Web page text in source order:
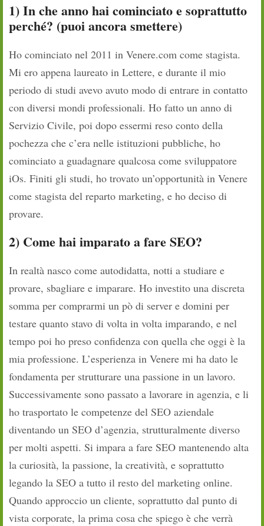
1) In che anno hai cominciato e soprattutto
perché? (puoi ancora smettere)
Ho cominciato nel 2011 in Venere.com come stagista.
Mi ero appena laureato in Lettere, e durante il mio
periodo di studi avevo avuto modo di entrare in contatto
con diversi mondi professionali. Ho fatto un anno di
Servizio Civile, poi dopo essermi reso conto della
pochezza che c’era nelle istituzioni pubbliche, ho
cominciato a guadagnare qualcosa come sviluppatore
iOs. Finiti gli studi, ho trovato un’opportunità in Venere
come stagista del reparto marketing, e ho deciso di
provare.
2) Come hai imparato a fare SEO?
In realtà nasco come autodidatta, notti a studiare e
provare, sbagliare e imparare. Ho investito una discreta
somma per comprarmi un pò di server e domini per
testare quanto stavo di volta in volta imparando, e nel
tempo poi ho preso confidenza con quella che oggi è la
mia professione. L’esperienza in Venere mi ha dato le
fondamenta per strutturare una passione in un lavoro.
Successivamente sono passato a lavorare in agenzia, e li
ho trasportato le competenze del SEO aziendale
diventando un SEO d’agenzia, strutturalmente diverso
per molti aspetti. Si impara a fare SEO mantenendo alta
la curiosità, la passione, la creatività, e soprattutto
legando la SEO a tutto il resto del marketing online.
Quando approccio un cliente, soprattutto dal punto di
vista corporate, la prima cosa che spiego è che verrà